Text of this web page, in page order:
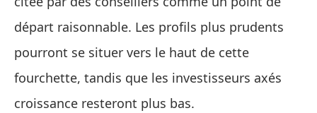
départ raisonnable. Les profils plus prudents
pourront se situer vers le haut de cette
fourchette, tandis que les investisseurs axés
croissance resteront plus bas.